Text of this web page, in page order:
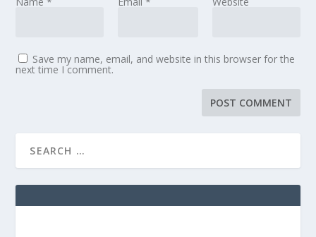
Save my name, email, and website in this browser for the
next time I comment.